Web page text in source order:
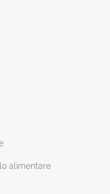
alimentare